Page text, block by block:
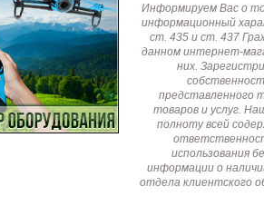
Информируем Вас о
информационный
ст. 435 и ст. 437
данном интернет-
них.
представленного
товаров и услуг.
полноту всей
использования
информации о
отдела клиентского